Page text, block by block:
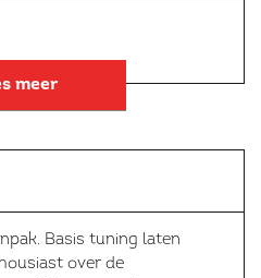
meer
Basis tuning laten
over de